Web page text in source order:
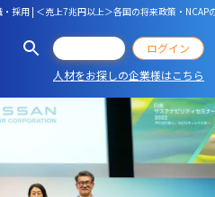
採用 | ＜売上7兆円以上＞各国の将来政策・
ログイン
人材をお探しの企業様はこちら